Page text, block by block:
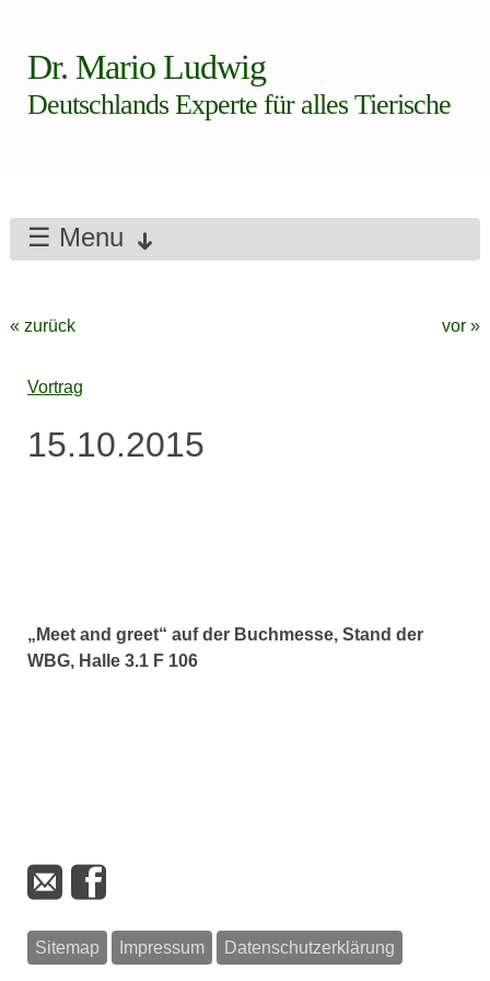
Dr. Mario Ludwig
Deutschlands Experte für alles Tierische
☰ Menu
« zurück vor »
Vortrag
15.10.2015
„Meet and greet“ auf der Buchmesse, Stand der
WBG, Halle 3.1 F 106
Sitemap Impressum Datenschutzerklärung